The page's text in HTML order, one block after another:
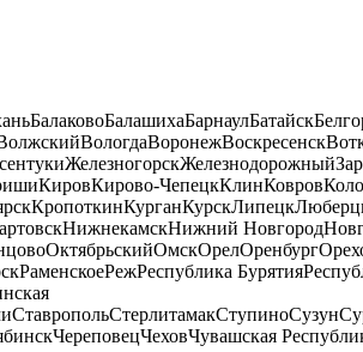
БалаковоБалашихаБарнаулБатайск
ВологдаВоронежВоскресенск
ЖелезногорскЖелезнодорожный
КировКирово-ЧепецкКлинКовров
КропоткинКурганКурскЛипецк
НижнекамскНижний Новгород
ОктябрьскийОмскОрелОренбург
РаменскоеРежРеспублика Бурятия
СтавропольСтерлитамакСтупиноСузун
ЧереповецЧеховЧувашская